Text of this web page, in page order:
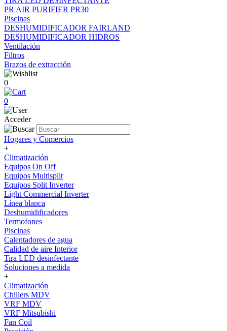
PR AIR PURIFIER PR30
Piscinas
DESHUMIDIFICADOR FAIRLAND
DESHUMIDIFICADOR HIDROS
Ventilación
Filtros
Brazos de extracción
0
0
Acceder
Hogares y Comercios
+
Climatización
Equipos On Off
Equipos Multisplit
Equipos Split Inverter
Light Commercial Inverter
Línea blanca
Deshumidificadores
Termofones
Piscinas
Calentadores de agua
Calidad de aire Interior
Tira LED desinfectante
Soluciones a medida
+
Climatización
Chillers MDV
VRF MDV
VRF Mitsubishi
Fan Coil